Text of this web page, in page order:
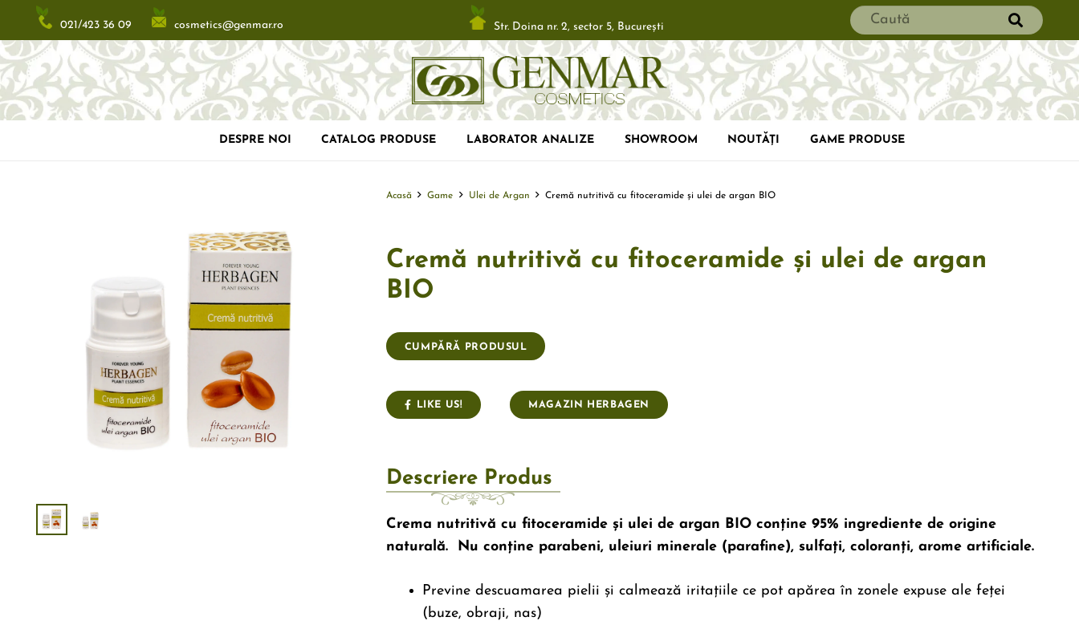
021/423 36 09 cosmetics@genmar.ro Str. Doina nr. 2, sector 5, Bucureşti
DESPRE NOI CATALOG PRODUSE LABORATOR ANALIZE SHOWROOM NOUTĂȚI GAME PRODUSE
Acasă Game Ulei de Argan Cremă nutritivă cu fitoceramide și ulei de argan BIO
Cremă nutritivă cu fitoceramide și ulei de argan
BIO
CUMPĂRĂ PRODUSUL
LIKE US! MAGAZIN HERBAGEN
Descriere Produs
Crema nutritivă cu fitoceramide și ulei de argan BIO conține 95% ingrediente de origine
naturală. Nu conține parabeni, uleiuri minerale (parafine), sulfați, coloranți, arome artificiale.
Previne descuamarea pielii și calmează iritațiile ce pot apărea în zonele expuse ale feței
(buze, obraji, nas)